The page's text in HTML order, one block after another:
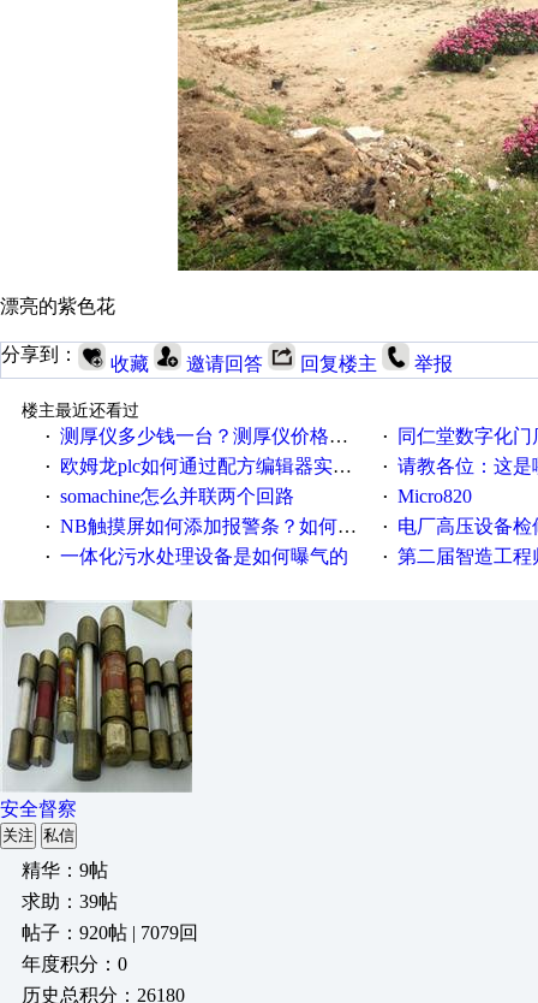
漂亮的紫色花
分享到： 收藏 邀请回答 回复楼主 举报
楼主最近还看过
· 测厚仪多少钱一台？测厚仪价格多少？ · 同仁堂数字化门店
· 欧姆龙plc如何通过配方编辑器实现NB配方功能？ · 请教各位：这是
· somachine怎么并联两个回路 · Micro820
· NB触摸屏如何添加报警条？如何登陆报警信息？ · 电厂高压设备
· 一体化污水处理设备是如何曝气的 · 第二届智造工程师节
安全督察
关注 私信
精华：9帖
求助：39帖
帖子：920帖 | 7079回
年度积分：0
历史总积分：26180